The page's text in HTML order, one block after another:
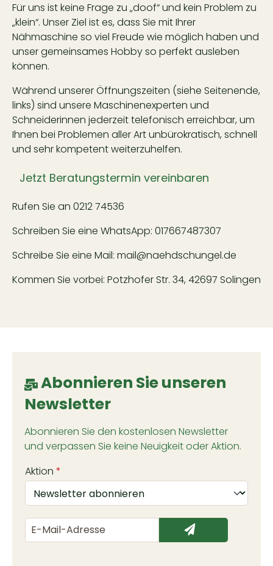
Für uns ist keine Frage zu „doof“ und kein Problem zu
„klein“. Unser Ziel ist es, dass Sie mit Ihrer
Nähmaschine so viel Freude wie möglich haben und
unser gemeinsames Hobby so perfekt ausleben
können.
Während unserer Öffnungszeiten (siehe Seitenende,
links) sind unsere Maschinenexperten und
Schneiderinnen jederzeit telefonisch erreichbar, um
Ihnen bei Problemen aller Art unbürokratisch, schnell
und sehr kompetent weiterzuhelfen.
Jetzt Beratungstermin vereinbaren
Rufen Sie an 0212 74536
Schreiben Sie eine WhatsApp: 017667487307
Schreibe Sie eine Mail: mail@naehdschungel.de
Kommen Sie vorbei: Potzhofer Str. 34, 42697 Solingen
Abonnieren Sie unseren
Newsletter
Abonnieren Sie den kostenlosen Newsletter
und verpassen Sie keine Neuigkeit oder Aktion.
Aktion *